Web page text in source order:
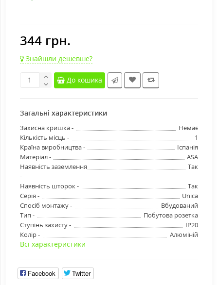
344 грн.
Знайшли дешевше?
До кошика
Загальні характеристики
Захисна кришка -
Немає
Кількість місць -
1
Країна виробництва -
Іспанія
Матеріал -
ASA
Наявність заземлення
-
Так
Наявність шторок -
Так
Серія -
Unica
Спосіб монтажу -
Вбудований
Тип -
Побутова розетка
Ступінь захисту -
IP20
Колір -
Алюміній
Всі характеристики
Facebook Twitter